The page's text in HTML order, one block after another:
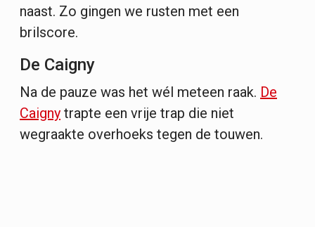
naast. Zo gingen we rusten met een
brilscore.
De Caigny
Na de pauze was het wél meteen raak. De
Caigny trapte een vrije trap die niet
wegraakte overhoeks tegen de touwen.